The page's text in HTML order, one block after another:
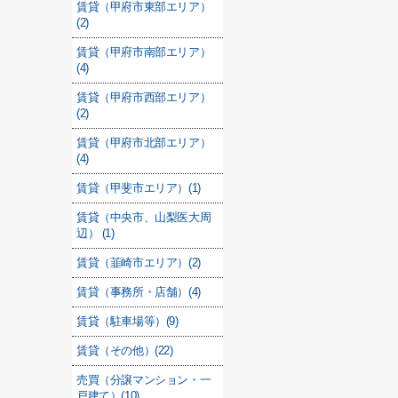
賃貸（甲府市東部エリア）
(2)
賃貸（甲府市南部エリア）
(4)
賃貸（甲府市西部エリア）
(2)
賃貸（甲府市北部エリア）
(4)
賃貸（甲斐市エリア）(1)
賃貸（中央市、山梨医大周
辺） (1)
賃貸（韮崎市エリア）(2)
賃貸（事務所・店舗）(4)
賃貸（駐車場等）(9)
賃貸（その他）(22)
売買（分譲マンション・一